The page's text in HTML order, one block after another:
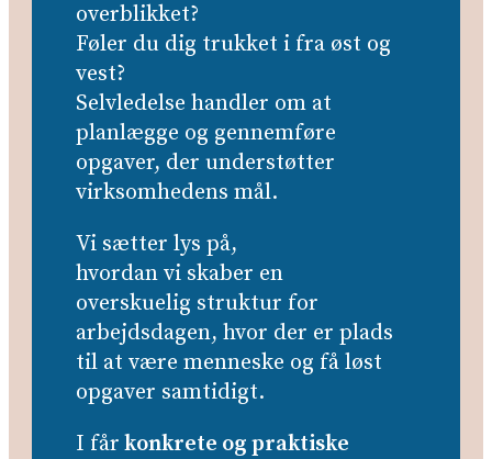
overblikket?
Føler du dig trukket i fra øst og
vest?
Selvledelse handler om at
planlægge og gennemføre
opgaver, der understøtter
virksomhedens mål.
Vi sætter lys på,
hvordan vi skaber en
overskuelig struktur for
arbejdsdagen, hvor der er plads
til at være menneske og få løst
opgaver samtidigt.
I får konkrete og praktiske